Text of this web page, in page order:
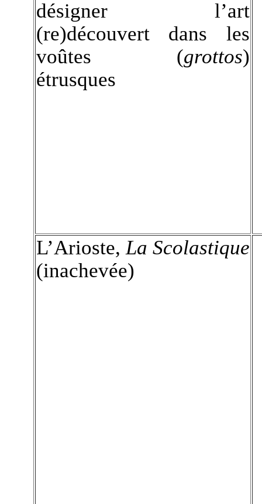
désigner l’art
(re)découvert dans les
voûtes (grottos)
étrusques
L’Arioste, La Scolastique
(inachevée)